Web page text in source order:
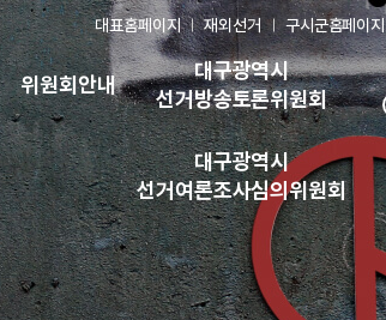
대표홈페이지 재외선거 구시군홈페이지
위원회안내
대구광역시
선거방송토론위원회
대구광역시
선거여론조사심의위원회